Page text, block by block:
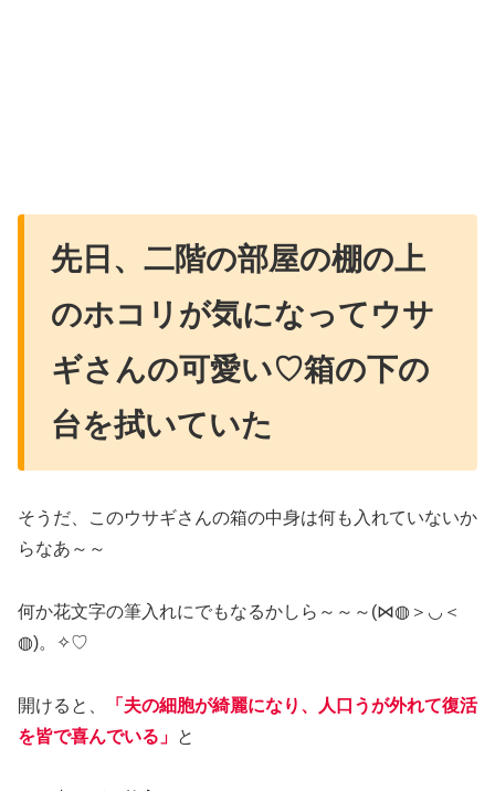
先日、二階の部屋の棚の上
のホコリが気になってウサ
ギさんの可愛い♡箱の下の
台を拭いていた
そうだ、このウサギさんの箱の中身は何も入れていないか
らなあ～～
何か花文字の筆入れにでもなるかしら～～～(⋈◍＞◡＜
◍)。✧♡
開けると、
「夫の細胞が綺麗になり、人口うが外れて復活
を皆で喜んでいる」 と